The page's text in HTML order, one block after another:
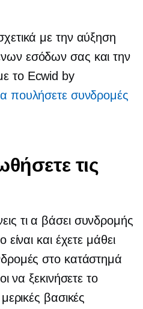
με την αύξηση
εσόδων σας και την
το Ecwid by
πουλήσετε συνδρομές
τις
τι α βάσει συνδρομής
είναι και έχετε μάθει
στο κατάστημά
να ξεκινήσετε το
βασικές